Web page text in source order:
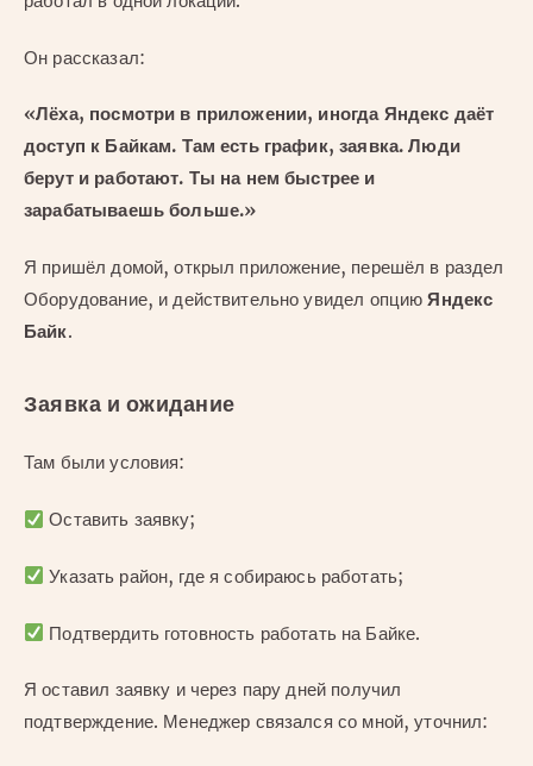
Он рассказал:
«Лёха, посмотри в приложении, иногда Яндекс даёт
доступ к Байкам. Там есть график, заявка. Люди
берут и работают. Ты на нем быстрее и
зарабатываешь больше.»
Я пришёл домой, открыл приложение, перешёл в раздел
Оборудование, и действительно увидел опциюЯндекс
Байк.
Заявка и ожидание
Там были условия:
Оставить заявку;
Указать район, где я собираюсь работать;
Подтвердить готовность работать на Байке.
Я оставил заявку и через пару дней получил
подтверждение. Менеджер связался со мной, уточнил: